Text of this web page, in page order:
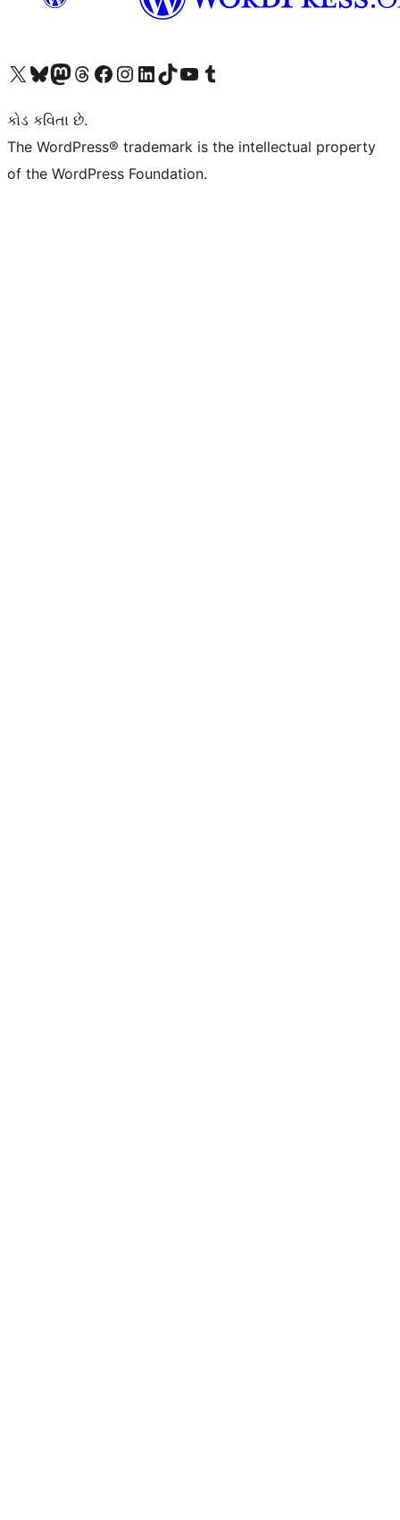
અમારા X (અગાઉ ટ્વિટર) એકાઉન્ટની મુલાકાત લોઅમારા Bluesky એકાઉન્ટની મુલાકાત લોઅમારા માસ્ટોડોન એકાઉન્ટની મુલાકાત લોઅમારા Threads એકાઉન્ટની મુલાકાત લો અમારા ફેસબુક પેજની મુલાકાત લોઅમારા ઇન્સ્ટાગ્રામ એકાઉન્ટની મુલાકાત લો અમારા LinkedIn એકાઉન્ટની મુલાકાત લોઅમારા TikTok એકાઉન્ટની મુલાકાત લોઅમારી YouTube ચેનલની મુલાકાત લો અમારા Tumblr એકાઉન્ટની મુલાકાત લો
કોડ કવિતા છે.
The WordPress® trademark is the intellectual property
of the WordPress Foundation.